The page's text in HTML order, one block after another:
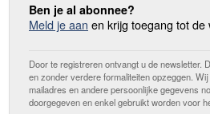
Ben je al abonnee?
Meld je aan en krijg toegang tot de
Door te registreren ontvangt u de newsletter.
en zonder verdere formaliteiten opzeggen.
mailadres en andere persoonlijke gegevens
doorgegeven en enkel gebruikt worden voor